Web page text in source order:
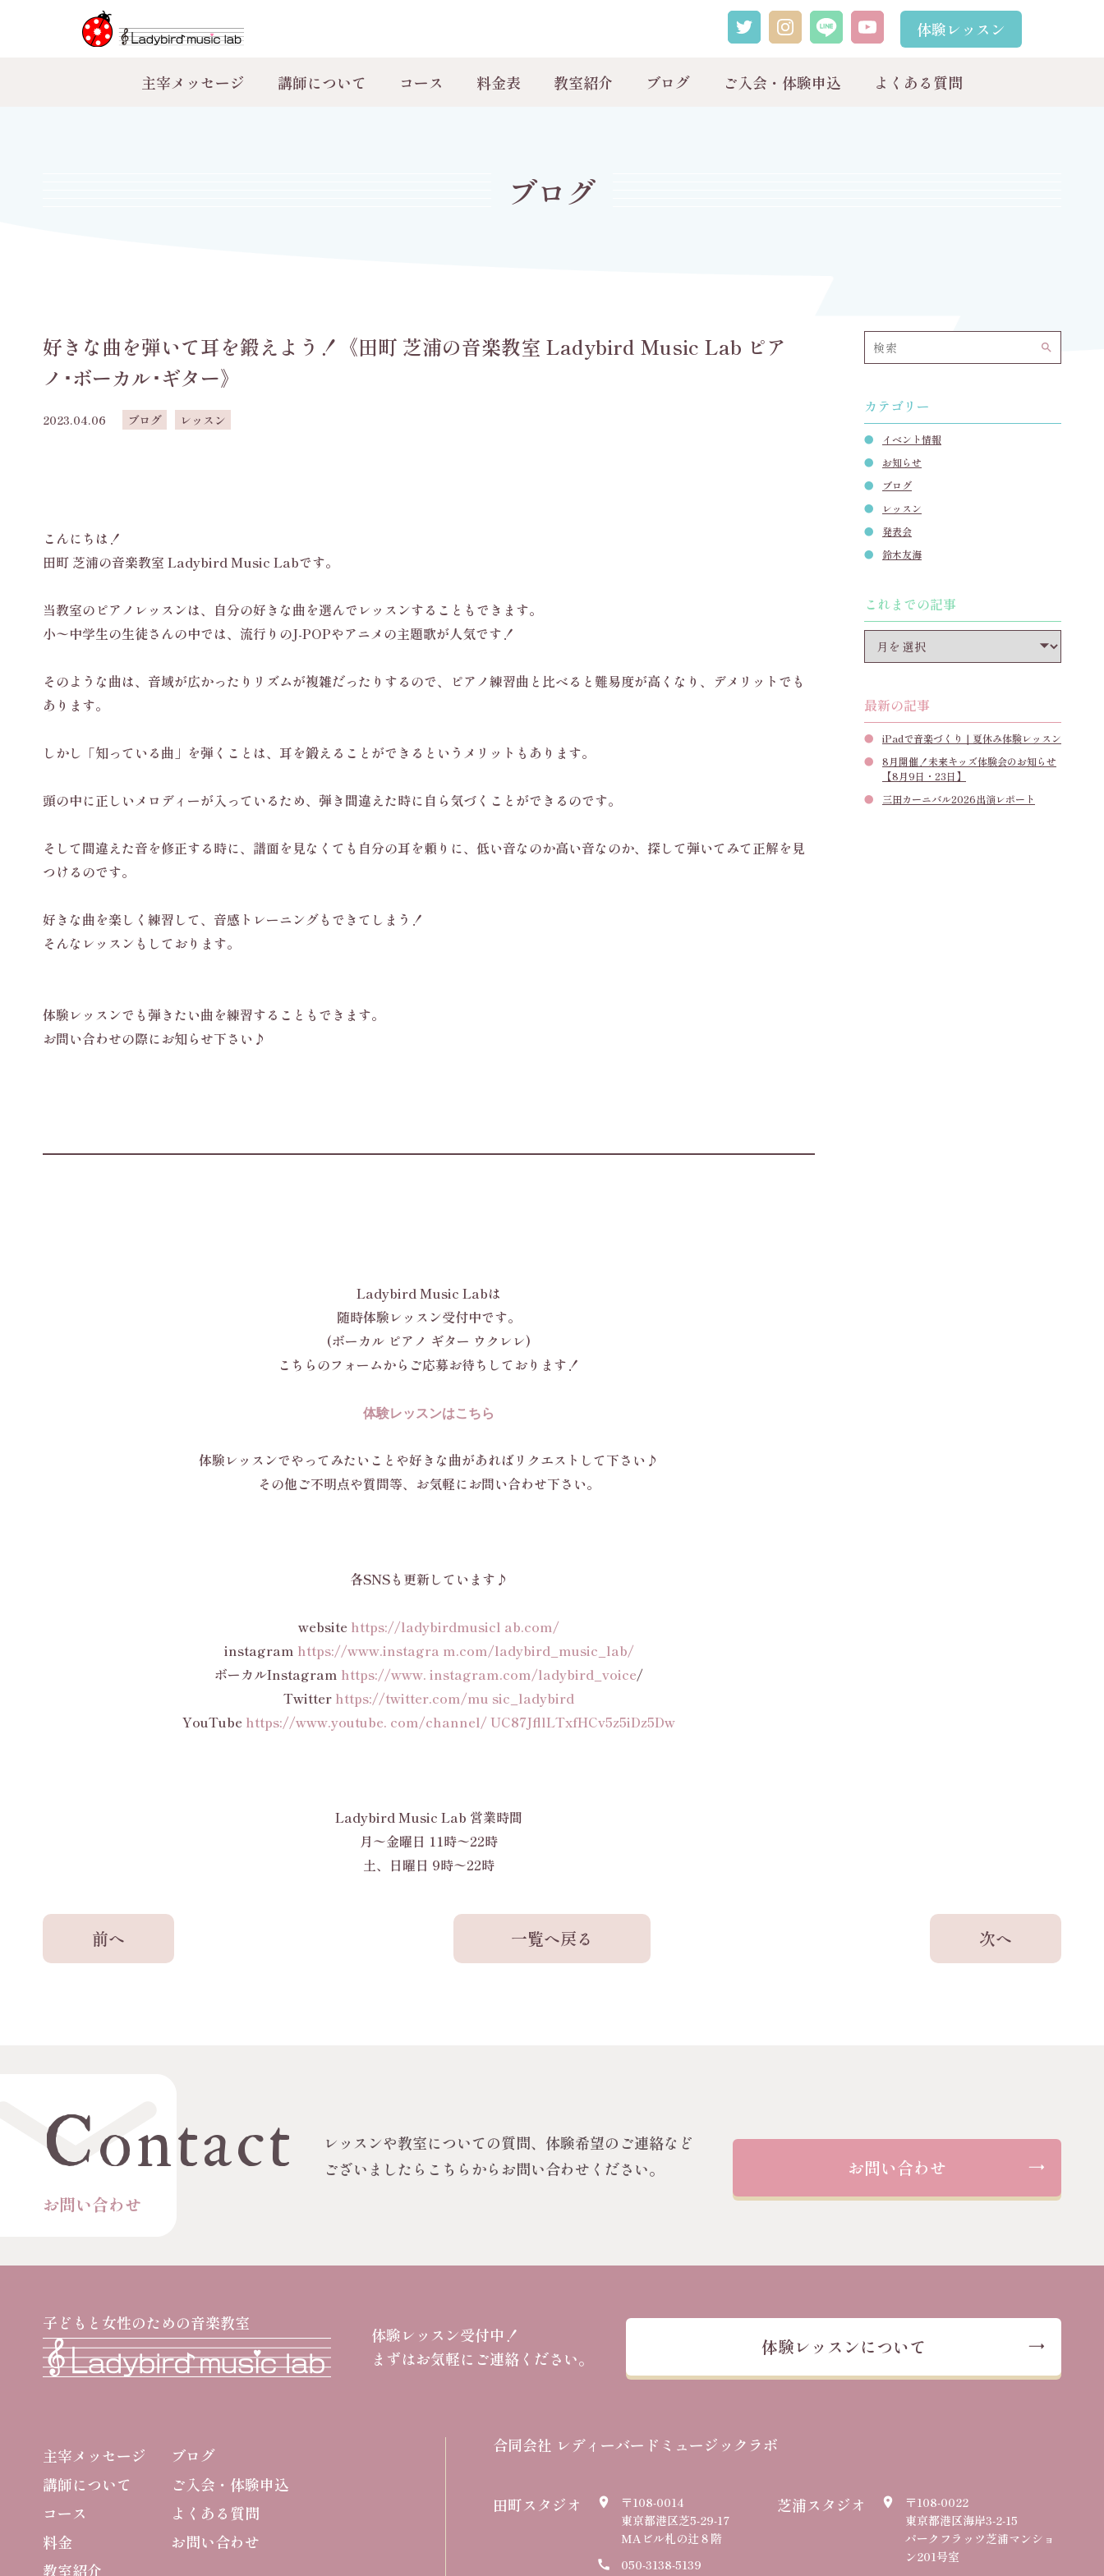
体験レッスン
主宰メッセージ 講師について コース 料金表 教室紹介 ブログ ご入会・体験申込 よくある質問
ブログ
好きな曲を弾いて耳を鍛えよう！《田町 芝浦の音楽教室 Ladybird Music Lab ピア
ノ･ボーカル･ギター》
2023.04.06 ブログ レッスン
こんにちは！
田町 芝浦の音楽教室 Ladybird Music Labです。
当教室のピアノレッスンは、自分の好きな曲を選んでレッスンすることもできます。
小〜中学生の生徒さんの中では、流行りのJ-POPやアニメの主題歌が人気です！
そのような曲は、音域が広かったりリズムが複雑だったりするので、ピアノ練習曲と比べると難易度が高くなり、デメリットでも
あります。
しかし「知っている曲」を弾くことは、耳を鍛えることができるというメリットもあります。
頭の中に正しいメロディーが入っているため、弾き間違えた時に自ら気づくことができるのです。
そして間違えた音を修正する時に、譜面を見なくても自分の耳を頼りに、低い音なのか高い音なのか、探して弾いてみて正解を見
つけるのです。
好きな曲を楽しく練習して、音感トレーニングもできてしまう！
そんなレッスンもしております。
体験レッスンでも弾きたい曲を練習することもできます。
お問い合わせの際にお知らせ下さい♪
Ladybird Music Labは
随時体験レッスン受付中です。
(ボーカル ピアノ ギター ウクレレ)
こちらのフォームからご応募お待ちしております！
体験レッスンはこちら
体験レッスンでやってみたいことや好きな曲があればリクエストして下さい♪
その他ご不明点や質問等、お気軽にお問い合わせ下さい。
各SNSも更新しています♪
website https://ladybirdmusicl ab.com/
instagram https://www.instagra m.com/ladybird_music_lab/
ボーカルInstagram https://www. instagram.com/ladybird_voice/
Twitter https://twitter.com/mu sic_ladybird
YouTube https://www.youtube. com/channel/ UC87JfllLTxfHCv5z5iDz5Dw
Ladybird Music Lab 営業時間
月〜金曜日 11時〜22時
土、日曜日 9時〜22時
search
カテゴリー
イベント情報
お知らせ
ブログ
レッスン
発表会
鈴木友海
これまでの記事
最新の記事
iPadで音楽づくり｜夏休み体験レッスン
8月開催！未来キッズ体験会のお知らせ
【8月9日・23日】
三田カーニバル2026出演レポート
前へ 一覧へ戻る 次へ
Contact
お問い合わせ
レッスンや教室についての質問、体験希望のご連絡など
ございましたらこちらからお問い合わせください。
お問い合わせ
子どもと女性のための音楽教室
体験レッスン受付中！
まずはお気軽にご連絡ください。
体験レッスンについて
主宰メッセージ
講師について
コース
料金
教室紹介
ブログ
ご入会・体験申込
よくある質問
お問い合わせ
合同会社 レディーバードミュージックラボ
田町スタジオ place
〒108-0014
東京都港区芝5-29-17
MAビル札の辻８階
call 050-3138-5139
芝浦スタジオ place
〒108-0022
東京都港区海岸3-2-15
パークフラッツ芝浦マンショ
ン201号室